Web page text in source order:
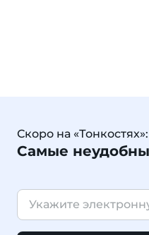
Скоро на «Тонкостях»:
Самые